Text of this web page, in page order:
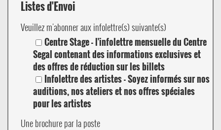
Listes d'Envoi
Veuillez m'abonner aux infolettre(s) suivante(s)
Centre Stage - l'infolettre mensuelle du Centre
Segal contenant des informations exclusives et
des offres de réduction sur les billets
Infolettre des artistes - Soyez informés sur nos
auditions, nos ateliers et nos offres spéciales
pour les artistes
Une brochure par la poste